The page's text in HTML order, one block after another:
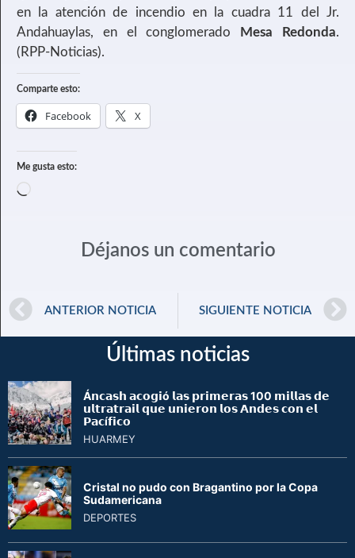
en la atención de incendio en la cuadra 11 del Jr.
Andahuaylas, en el conglomerado
Mesa Redonda.
(RPP-Noticias).
Comparte esto:
Facebook X
Me gusta esto:
Déjanos un comentario
ANTERIOR NOTICIA SIGUIENTE NOTICIA
Últimas noticias
Á𝗻𝗰𝗮𝘀𝗵 𝗮𝗰𝗼𝗴𝗶ó 𝗹𝗮𝘀 𝗽𝗿𝗶𝗺𝗲𝗿𝗮𝘀 100 𝗺𝗶𝗹𝗹𝗮𝘀 𝗱𝗲
𝘂𝗹𝘁𝗿𝗮𝘁𝗿𝗮𝗶𝗹 𝗾𝘂𝗲 𝘂𝗻𝗶𝗲𝗿𝗼𝗻 𝗹𝗼𝘀 𝗔𝗻𝗱𝗲𝘀 𝗰𝗼𝗻 𝗲𝗹
𝗣𝗮𝗰í𝗳𝗶𝗰𝗼
HUARMEY
Cristal no pudo con Bragantino por la Copa
Sudamericana
DEPORTES